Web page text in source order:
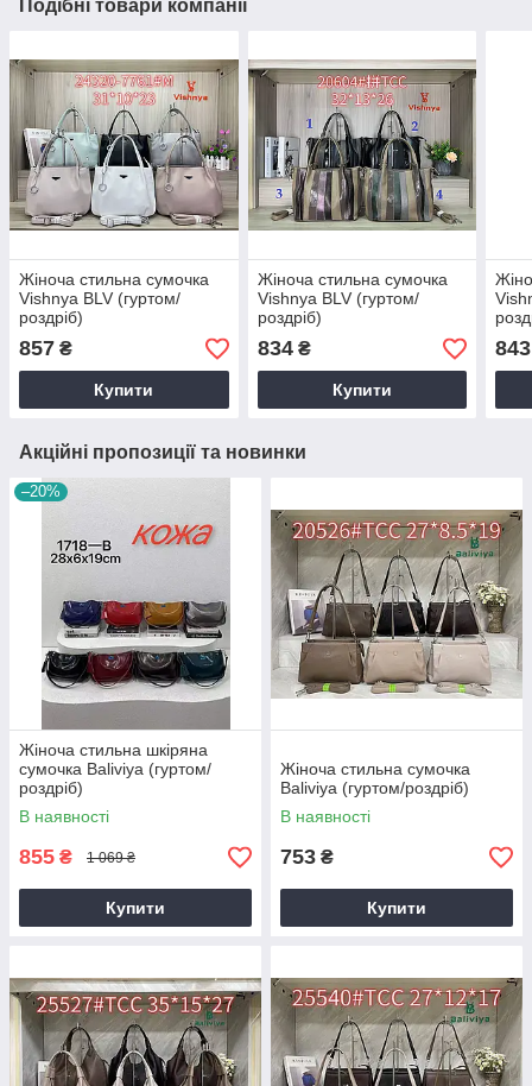
Подібні товари компанії
Жіноча стильна сумочка
Vishnya BLV (гуртом/
роздріб)
857 ₴
Купити
Жіноча стильна сумочка
Vishnya BLV (гуртом/
роздріб)
834₴
Купити
843
Акційні пропозиції та новинки
–20%
Жіноча стильна шкіряна
сумочка Baliviya (гуртом/
роздріб)
В наявності
855 ₴ 1 069 ₴
Купити
Жіноча стильна сумочка
Baliviya (гуртом/роздріб)
В наявності
753 ₴
Купити